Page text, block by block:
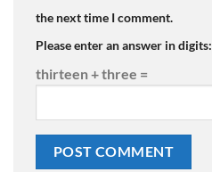
the next time I comment.
Please enter an answer in digits:
thirteen + three =